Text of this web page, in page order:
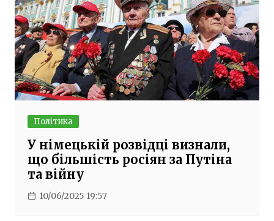
Політика
У німецькій розвідці визнали,
що більшість росіян за Путіна
та війну
10/06/2025 19:57